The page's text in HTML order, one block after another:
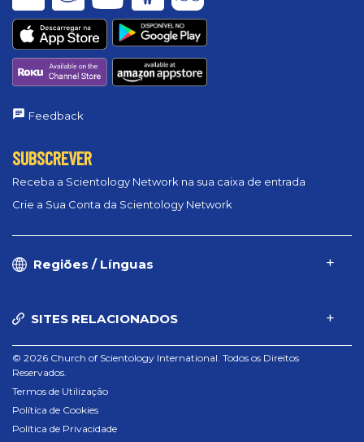
Feedback
SUBSCREVER
Receba a Scientology Network na sua caixa de entrada
Crie a Sua Conta da Scientology Network
Regiões / Línguas
SITES RELACIONADOS
© 2026 Church of Scientology International. Todos os Direitos
Reservados.
Termos de Utilização
Política de Cookies
Política de Privacidade